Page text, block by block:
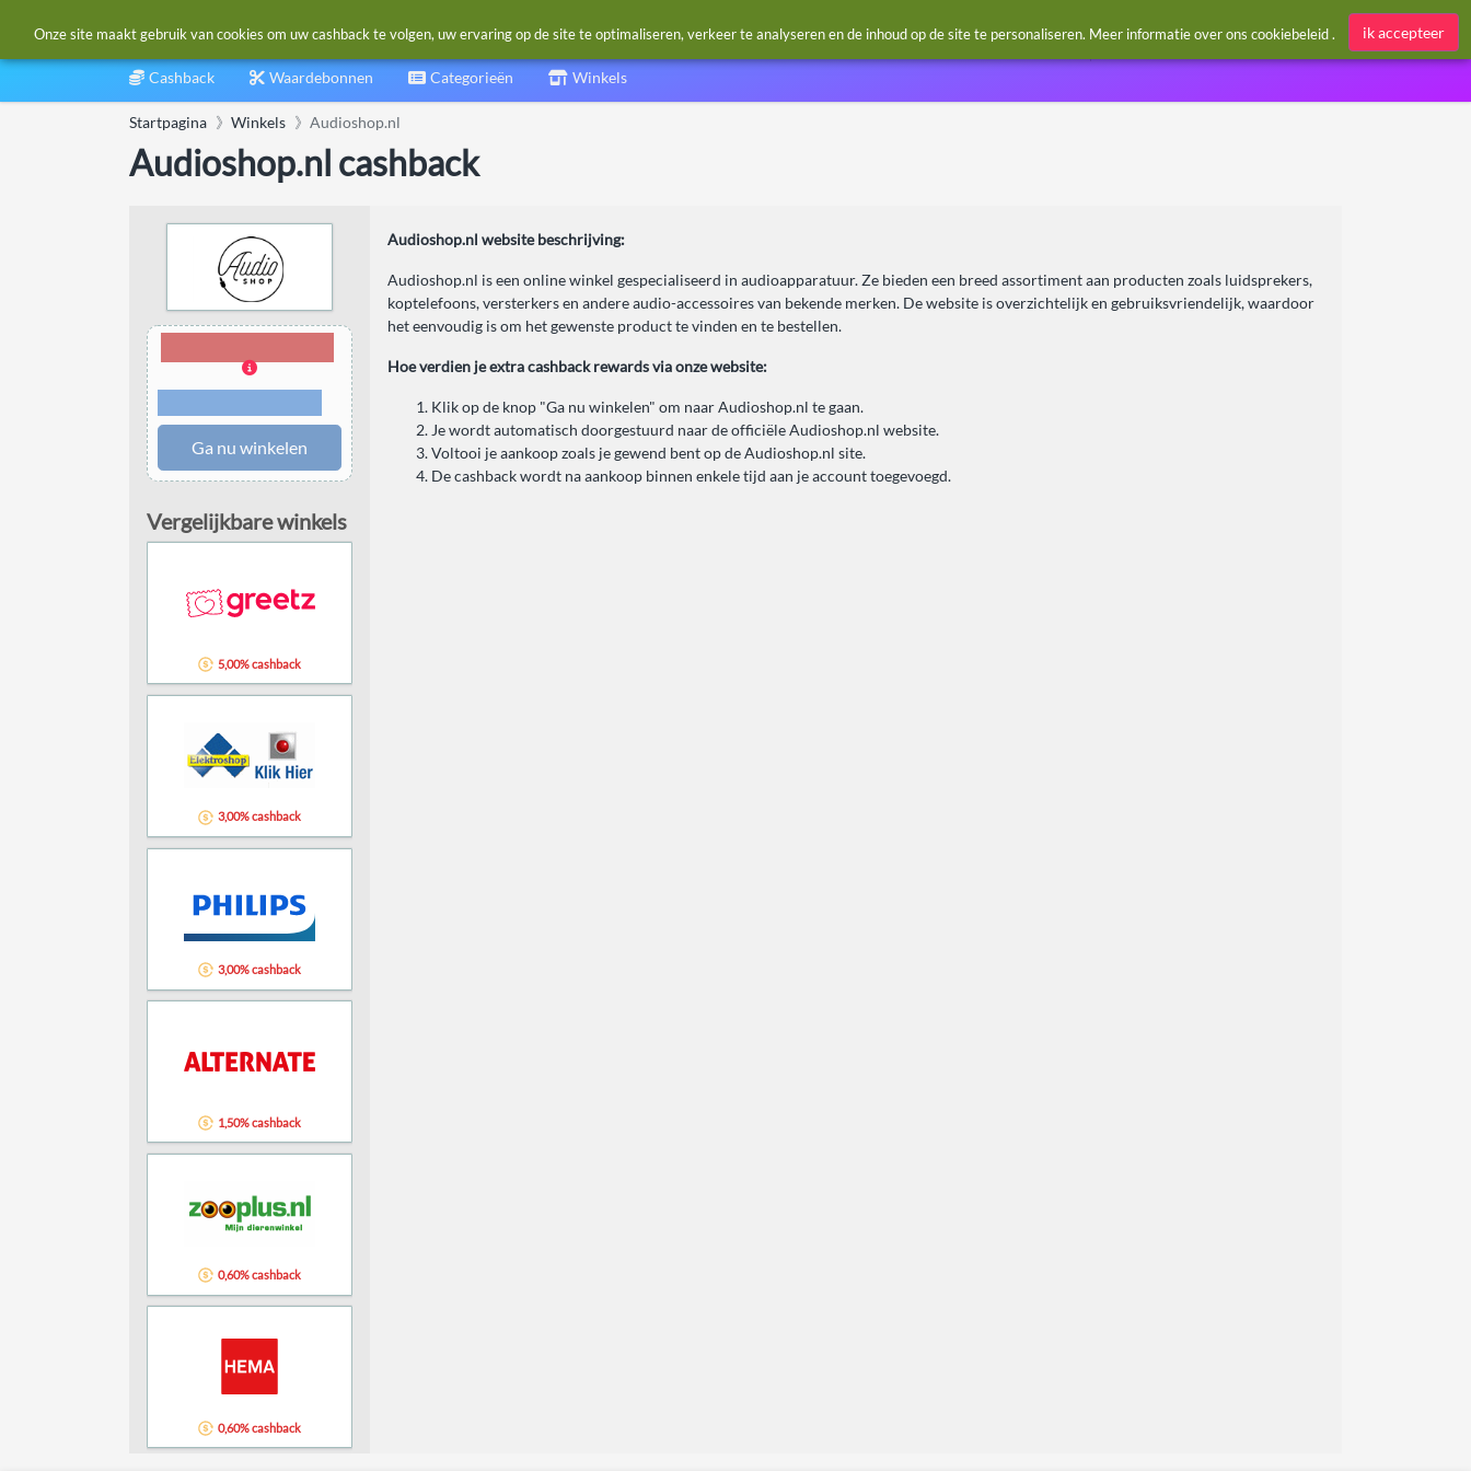
Aanmelden / Register
Cashback Waardebonnen Categorieën Winkels
Startpagina Winkels Audioshop.nl
Audioshop.nl cashback
Audioshop.nl website beschrijving:
Audioshop.nl is een online winkel gespecialiseerd in audioapparatuur. Ze bieden een breed assortiment aan producten zoals luidsprekers,
koptelefoons, versterkers en andere audio-accessoires van bekende merken. De website is overzichtelijk en gebruiksvriendelijk, waardoor
het eenvoudig is om het gewenste product te vinden en te bestellen.
Hoe verdien je extra cashback rewards via onze website:
Klik op de knop "Ga nu winkelen" om naar Audioshop.nl te gaan.
Je wordt automatisch doorgestuurd naar de officiële Audioshop.nl website.
Voltooi je aankoop zoals je gewend bent op de Audioshop.nl site.
De cashback wordt na aankoop binnen enkele tijd aan je account toegevoegd.
Voorwaarden en
Ga nu winkelen
Vergelijkbare winkels
5,00% cashback
3,00% cashback
3,00% cashback
1,50% cashback
0,60% cashback
0,60% cashback
Onze site maakt gebruik van cookies om uw cashback te volgen, uw ervaring op de site te optimaliseren, verkeer te analyseren en de inhoud op de site te personaliseren. Meer informatie over ons cookiebeleid. ik accepteer